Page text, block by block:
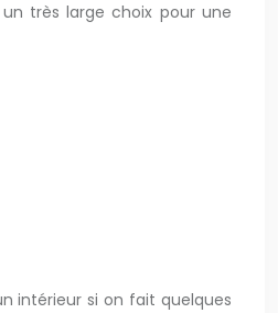
très large choix pour une
intérieur si on fait quelques